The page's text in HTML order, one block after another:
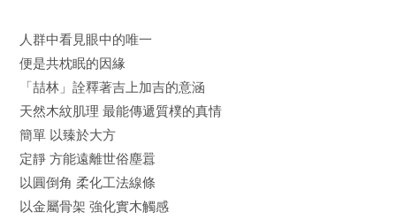
人群中看見眼中的唯一
便是共枕眠的因緣
「喆林」詮釋著吉上加吉的意涵
天然木紋肌理 最能傳遞質樸的真情
簡單 以臻於大方
定靜 方能遠離世俗塵囂
以圓倒角 柔化工法線條
以金屬骨架 強化實木觸感